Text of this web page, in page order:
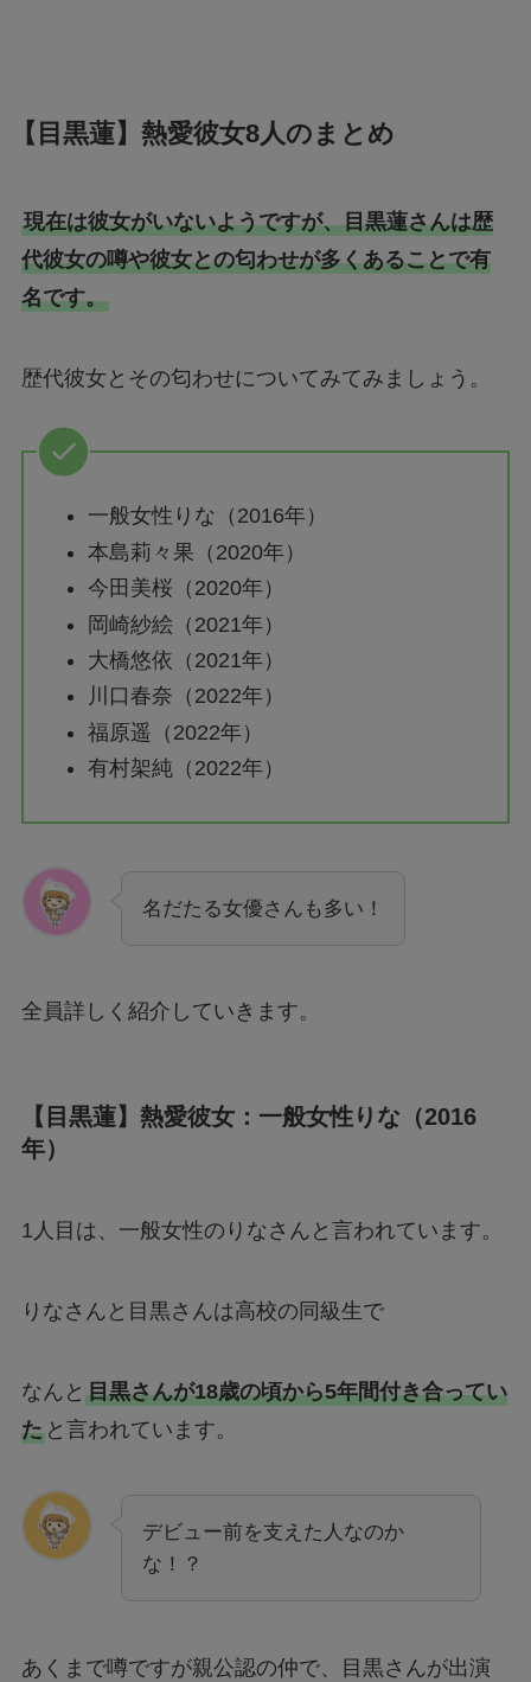
【目黒蓮】熱愛彼女8人のまとめ
現在は彼女がいないようですが、目黒蓮さんは歴
代彼女の噂や彼女との匂わせが多くあることで有
名です。
歴代彼女とその匂わせについてみてみましょう。
一般女性りな（2016年）
本島莉々果（2020年）
今田美桜（2020年）
岡崎紗絵（2021年）
大橋悠依（2021年）
川口春奈（2022年）
福原遥（2022年）
有村架純（2022年）
名だたる女優さんも多い！
全員詳しく紹介していきます。
【目黒蓮】熱愛彼女：一般女性りな（2016
年）
1人目は、一般女性のりなさんと言われています。
りなさんと目黒さんは高校の同級生で
なんと 目黒さんが18歳の頃から5年間付き合ってい
たと言われています。
デビュー前を支えた人なのか
な！？
あくまで噂ですが親公認の仲で、目黒さんが出演